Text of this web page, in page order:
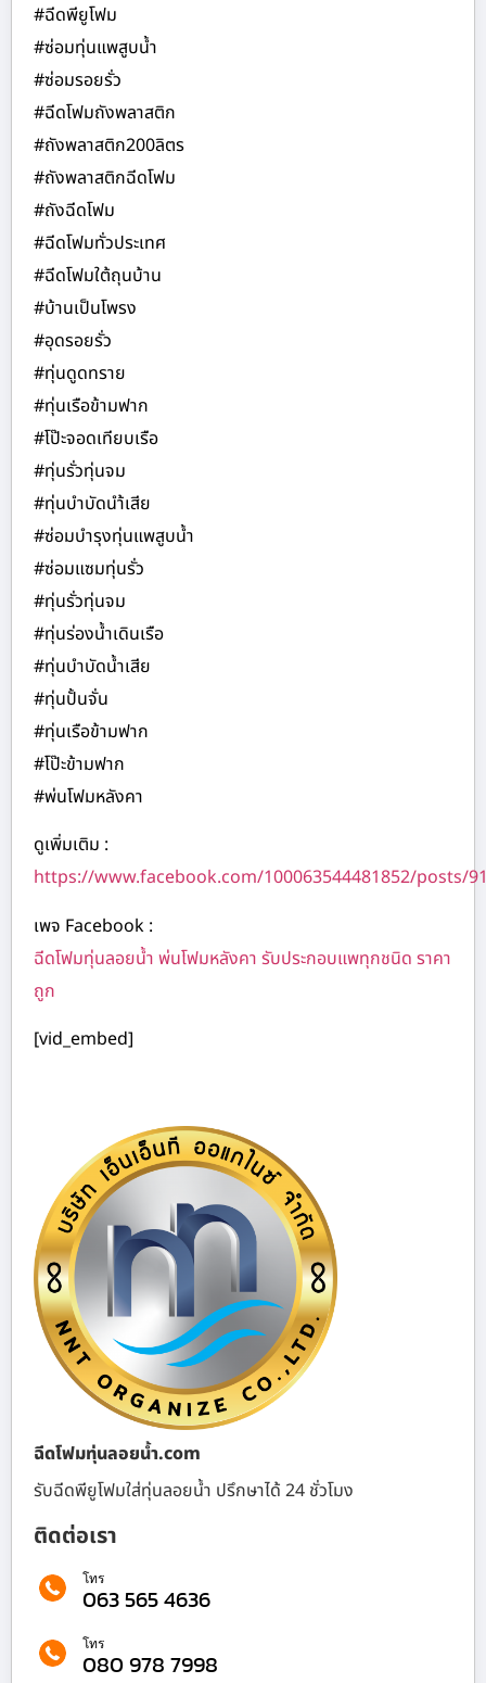
#ฉีดพียูโฟม
#ซ่อมทุ่นแพสูบน้ำ
#ซ่อมรอยรั่ว
#ฉีดโฟมถังพลาสติก
#ถังพลาสติก200ลิตร
#ถังพลาสติกฉีดโฟม
#ถังฉีดโฟม
#ฉีดโฟมทั่วประเทศ
#ฉีดโฟมใต้ถุนบ้าน
#บ้านเป็นโพรง
#อุดรอยรั่ว
#ทุ่นดูดทราย
#ทุ่นเรือข้ามฟาก
#โป๊ะจอดเทียบเรือ
#ทุ่นรั่วทุ่นจม
#ทุ่นบำบัดนำ้เสีย
#ซ่อมบำรุงทุ่นแพสูบน้ำ
#ซ่อมแซมทุ่นรั่ว
#ทุ่นรั่วทุ่นจม
#ทุ่นร่องน้ำเดินเรือ
#ทุ่นบำบัดน้ำเสีย
#ทุ่นปั้นจั่น
#ทุ่นเรือข้ามฟาก
#โป๊ะข้ามฟาก
#พ่นโฟมหลังคา
ดูเพิ่มเติม :
https://www.facebook.com/100063544481852/posts/
เพจ Facebook :
ฉีดโฟมทุ่นลอยน้ำ พ่นโฟมหลังคา รับประกอบแพทุกชนิด ราคา
ถูก
[vid_embed]
ฉีดโฟมทุ่นลอยน้ำ.com
รับฉีดพียูโฟมใส่ทุ่นลอยน้ำ ปรึกษาได้ 24 ชั่วโมง
ติดต่อเรา
โทร
063 565 4636
โทร
080 978 7998